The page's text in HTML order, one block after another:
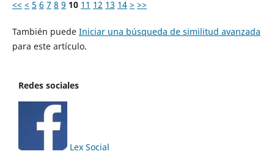
<< < 5 6 7 8 9 10 11 12 13 14 > >>
También puede Iniciar una búsqueda de similitud avanzada
para este artículo.
Redes sociales
Lex Social